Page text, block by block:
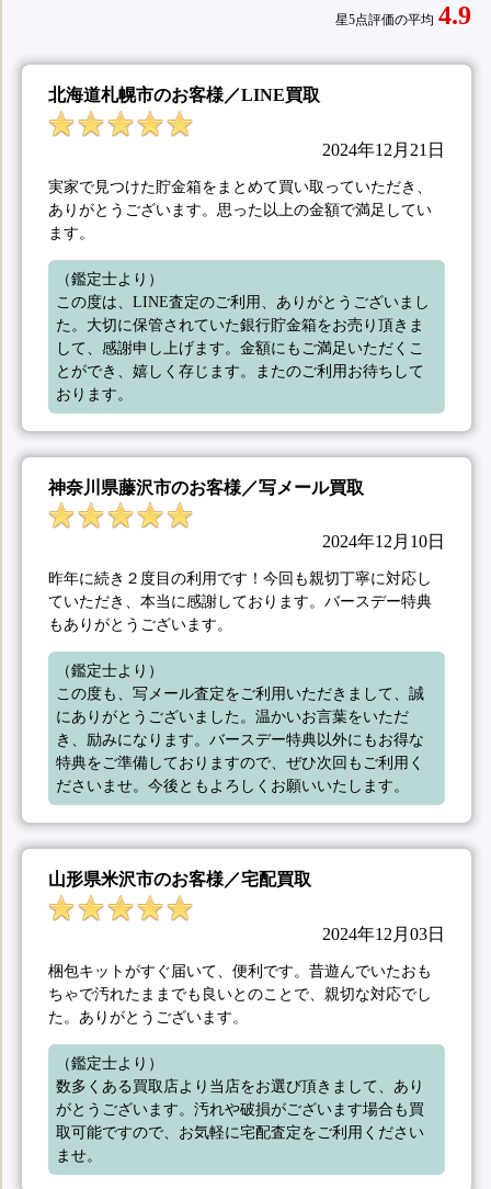
星5点評価の平均 4.9
北海道札幌市のお客様／LINE買取
2024年12月21日
実家で見つけた貯金箱をまとめて買い取っていただき、
ありがとうございます。思った以上の金額で満足してい
ます。
（鑑定士より）
この度は、LINE査定のご利用、ありがとうございまし
た。大切に保管されていた銀行貯金箱をお売り頂きま
して、感謝申し上げます。金額にもご満足いただくこ
とができ、嬉しく存じます。またのご利用お待ちして
おります。
神奈川県藤沢市のお客様／写メール買取
2024年12月10日
昨年に続き２度目の利用です！今回も親切丁寧に対応し
ていただき、本当に感謝しております。バースデー特典
もありがとうございます。
（鑑定士より）
この度も、写メール査定をご利用いただきまして、誠
にありがとうございました。温かいお言葉をいただ
き、励みになります。バースデー特典以外にもお得な
特典をご準備しておりますので、ぜひ次回もご利用く
ださいませ。今後ともよろしくお願いいたします。
山形県米沢市のお客様／宅配買取
2024年12月03日
梱包キットがすぐ届いて、便利です。昔遊んでいたおも
ちゃで汚れたままでも良いとのことで、親切な対応でし
た。ありがとうございます。
（鑑定士より）
数多くある買取店より当店をお選び頂きまして、あり
がとうございます。汚れや破損がございます場合も買
取可能ですので、お気軽に宅配査定をご利用ください
ませ。